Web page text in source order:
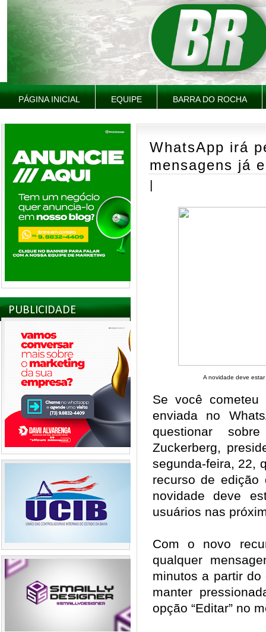
PÁGINA INICIAL EQUIPE BARRA DO ROCHA
PUBLICIDADE
WhatsApp irá
mensagens já
|
A novidade deve
Se você
enviada no
questionar
Zuckerberg,
segunda-feira, 22,
recurso de edição
novidade deve
usuários nas
Com o novo
qualquer
minutos a partir
manter
opção “Editar” no